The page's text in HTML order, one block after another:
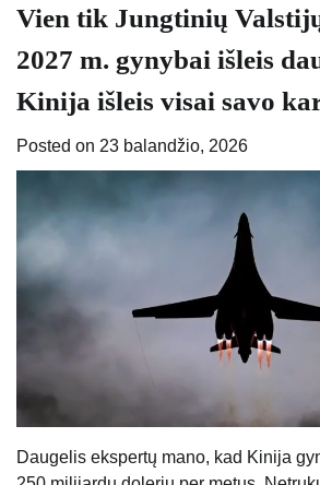
Vien tik Jungtinių
2027 m. gynybai išleis
Kinija išleis visai savo
Posted on 23 balandžio, 2026
Daugelis ekspertų mano, kad Kinija